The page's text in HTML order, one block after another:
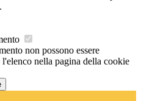
.
non possono essere
nella pagina della cookie